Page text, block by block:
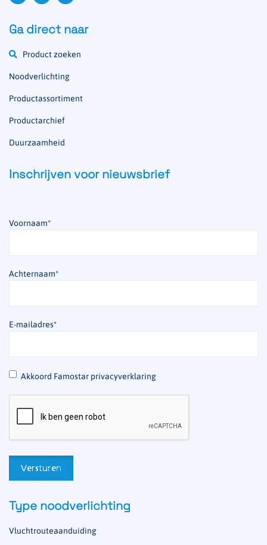
Ga direct naar
Product zoeken
Noodverlichting
Productassortiment
Productarchief
Duurzaamheid
Inschrijven voor nieuwsbrief
Voornaam*
Achternaam*
E-mailadres*
* Akkoord Famostar privacyverklaring
Type noodverlichting
Vluchtrouteaanduiding